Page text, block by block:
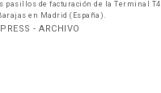
pasillos de facturación de la Terminal T4
en Madrid (España).
- ARCHIVO